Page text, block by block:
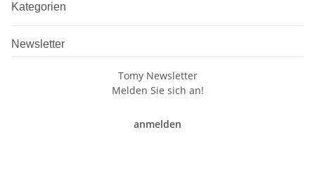
Kategorien
Newsletter
Tomy Newsletter
Melden Sie sich an!
anmelden